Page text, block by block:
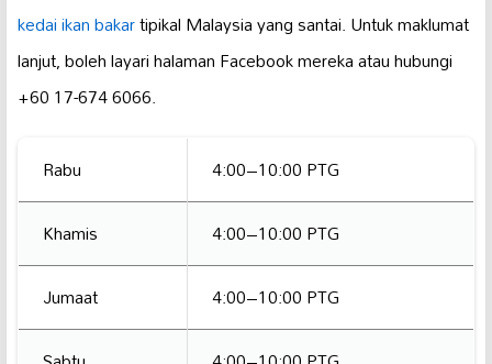
kedai ikan bakartipikal Malaysia yang santai. Untuk maklumat
lanjut, boleh layari halaman Facebook mereka atau hubungi
+60 17-674 6066.
Rabu
4:00–10:00 PTG
Khamis
4:00–10:00 PTG
Jumaat
4:00–10:00 PTG